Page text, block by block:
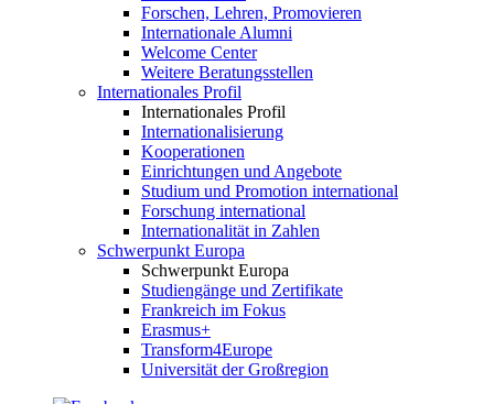
Forschen, Lehren, Promovieren
Internationale Alumni
Welcome Center
Weitere Beratungsstellen
Internationales Profil
Internationales Profil
Internationalisierung
Kooperationen
Einrichtungen und Angebote
Studium und Promotion international
Forschung international
Internationalität in Zahlen
Schwerpunkt Europa
Schwerpunkt Europa
Studiengänge und Zertifikate
Frankreich im Fokus
Erasmus+
Transform4Europe
Universität der Großregion